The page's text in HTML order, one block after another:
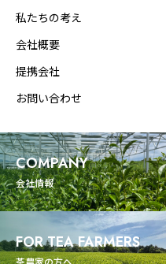
私たちの考え
会社概要
提携会社
お問い合わせ
COMPANY
会社情報
FOR TEA FARMERS